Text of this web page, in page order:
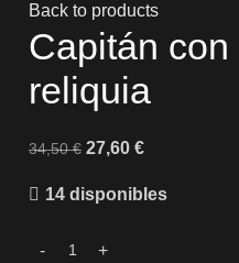
Back to products
Capitán
reliquia
34,50€ 27,60 €
14 disponibles